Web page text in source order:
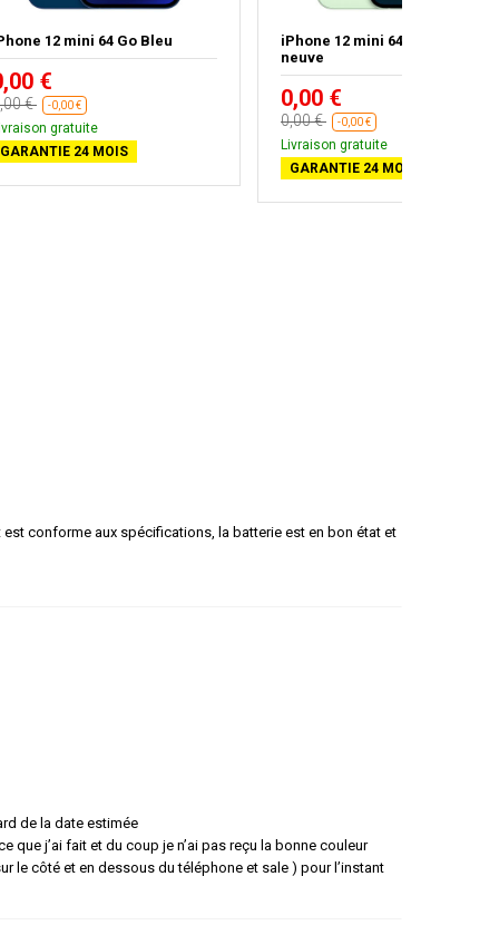
12 mini 64 Go Bleu
€
€ -0,00 €
gratuite
GARANTIE 24 MOIS
iPhone 12 mini 64 Go - Batterie
neuve
0,00 €
0,00 € -0,00 €
Livraison gratuite
GARANTIE 24 MOIS
conforme aux spécifications, la batterie est en bon état et
de la date estimée
que j’ai fait et du coup je n’ai pas reçu la bonne couleur
le côté et en dessous du téléphone et sale ) pour l’instant